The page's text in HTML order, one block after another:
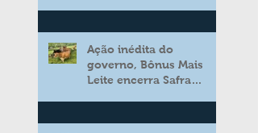
Ação inédita do
governo, Bônus Mais
Leite encerra Safra
aos produtores de leite